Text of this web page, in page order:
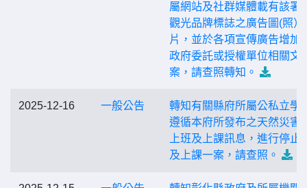
屬網站及社群媒體載有該署
觀光品牌標誌之廣告圖(照）
片，並於各項宣傳廣告增加
政府委託或授權單位相關文
案，請查照轉知。
2025-12-16 一般公告
轉知有關縣府所屬公私立學
遵循本府所發布之天然災害
上班及上課訊息，進行停止
及上課一案，請查照。